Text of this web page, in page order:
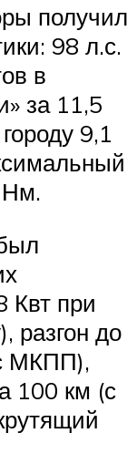
получил
98 л.с.
в
за 11,5
9,1
Нм.
Квт при
разгон до
МКПП),
100 км (с